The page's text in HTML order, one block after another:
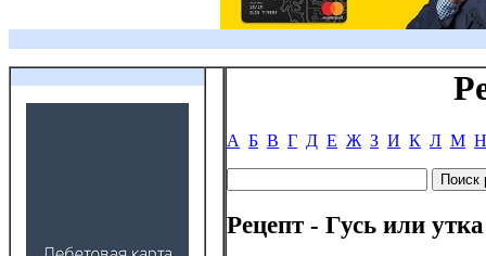
А Б В Г Д Е Ж З И К Л М Н
Рецепт - Гусь или